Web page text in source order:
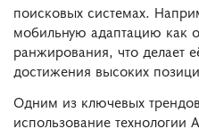
поисковых системах.
мобильную адаптацию как
ранжирования, что делает
достижения высоких
Одним из ключевых
использование